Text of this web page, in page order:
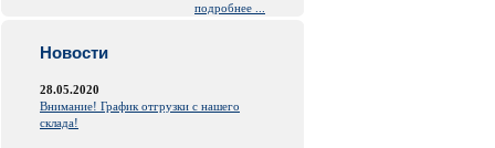
подробнее ...
Новости
28.05.2020
Внимание! График отгрузки с нашего
склада!